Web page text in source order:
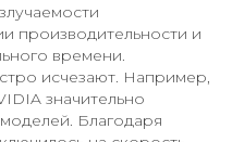
производительности и
времени.
исчезают. Например,
значительно
Благодаря